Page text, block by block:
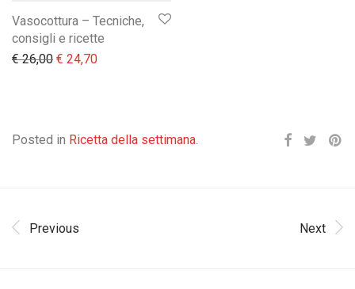
Vasocottura – Tecniche,
consigli e ricette
€26,00 Il prezzo originale era: € 26,00.
€ 24,70Il prezzo attuale è: € 24,70.
Posted in Ricetta della settimana.
Previous Next